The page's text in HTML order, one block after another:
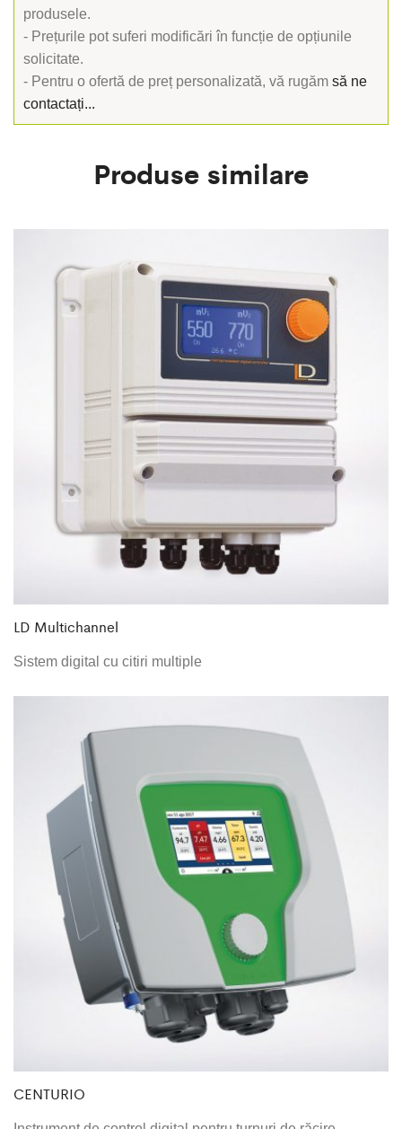
produsele.
- Prețurile pot suferi modificări în funcție de opțiunile
solicitate.
- Pentru o ofertă de preț personalizată, vă rugăm să ne
contactați...
Produse similare
LD Multichannel
Sistem digital cu citiri multiple
CENTURIO